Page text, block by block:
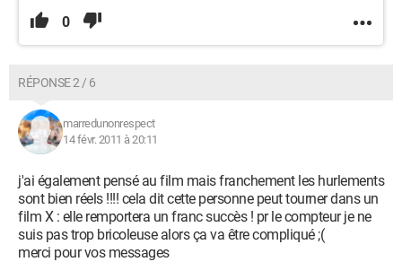
0
RÉPONSE 2 / 6
marredunonrespect
14 févr. 2011 à 20:11
j'ai également pensé au film mais franchement les hurlements
sont bien réels !!!! cela dit cette personne peut tourner dans un
film X : elle remportera un franc succès ! pr le compteur je ne
suis pas trop bricoleuse alors ça va être compliqué ;(
merci pour vos messages